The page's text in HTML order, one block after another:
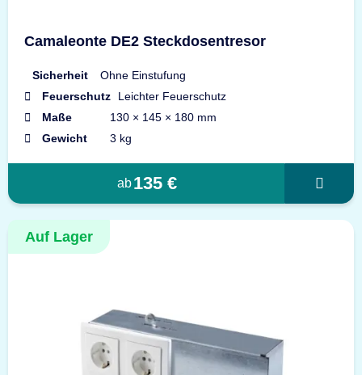
Camaleonte DE2 Steckdosentresor
Sicherheit
Ohne Einstufung
Feuerschutz
Leichter Feuerschutz
Maße
130 × 145 × 180 mm
Gewicht
3 kg
ab135 €
Auf Lager